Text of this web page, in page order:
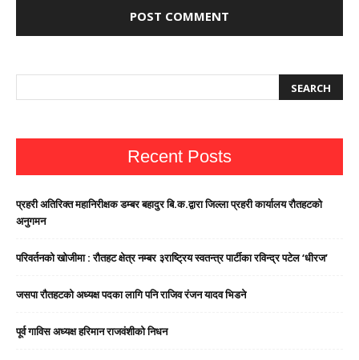
Recent Posts
प्रहरी अतिरिक्त महानिरीक्षक डम्बर बहादुर बि.क.द्वारा जिल्ला प्रहरी कार्यालय रौतहटको
अनुगमन
परिवर्तनको खोजीमा : रौतहट क्षेत्र नम्बर ३राष्ट्रिय स्वतन्त्र पार्टीका रविन्द्र पटेल ‘धीरज’
जसपा राैतहटको अध्यक्ष पदका लागि पनि राजिव रंजन यादव भिडने
पूर्व गाविस अध्यक्ष हरिमान राजवंशीको निधन